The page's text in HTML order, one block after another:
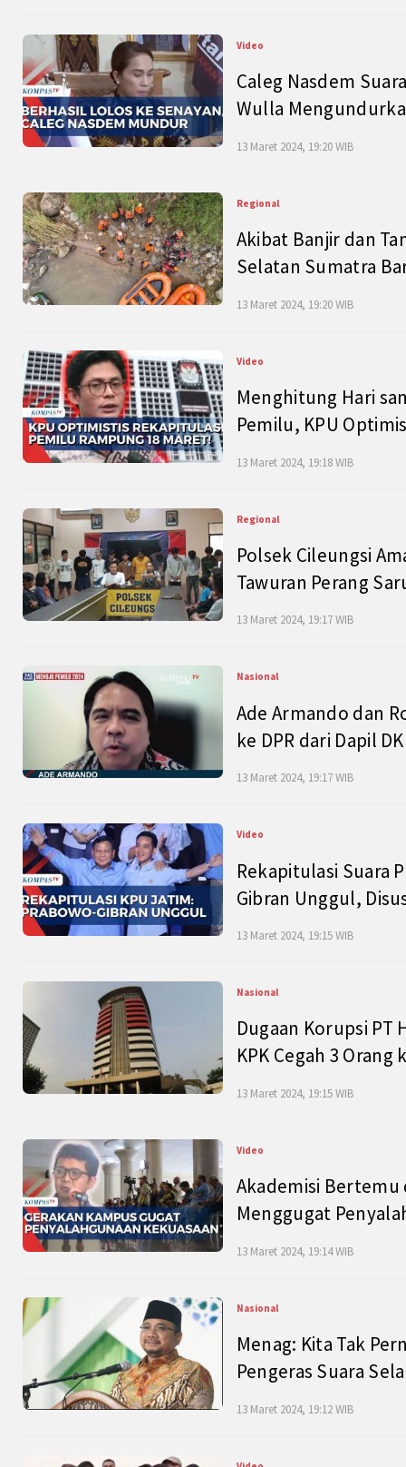
Video
Caleg Nasdem
Wulla
13 Maret 2024, 19:20 WIB
Regional
Akibat Banjir dan
Selatan Sumatra
13 Maret 2024, 19:20 WIB
Video
Menghitung Hari
Pemilu, KPU
13 Maret 2024, 19:18 WIB
Regional
Polsek Cileungsi
Tawuran Perang
13 Maret 2024, 19:17 WIB
Nasional
Ade Armando dan
ke DPR dari Dapil
13 Maret 2024, 19:17 WIB
Video
Rekapitulasi Suara
Gibran Unggul,
13 Maret 2024, 19:15 WIB
Nasional
Dugaan Korupsi PT
KPK Cegah 3 Orang
13 Maret 2024, 19:15 WIB
Video
Akademisi Bertemu
Menggugat
13 Maret 2024, 19:14 WIB
Nasional
Menag: Kita Tak
Pengeras Suara
13 Maret 2024, 19:12 WIB